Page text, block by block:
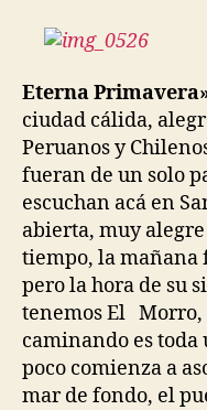
Eterna
ciudad cálida,
Peruanos y
fueran de un solo
escuchan acá en
abierta, muy
tiempo, la mañana
pero la hora de su
tenemos El Morro,
caminando es toda
poco comienza a
mar de fondo, el